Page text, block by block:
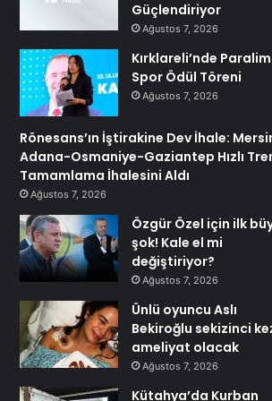
Güçlendiriyor
Ağustos 7, 2026
Kırklareli’nde
Spor Ödül Töreni
Ağustos 7, 2026
Rönesans’ın İştirakine Dev İhale:
Adana-Osmaniye-Gaziantep Hızlı
Tamamlama İhalesini Aldı
Ağustos 7, 2026
Özgür Özel için ilk
şok! Kale el mi
değiştiriyor?
Ağustos 7, 2026
Ünlü oyuncu Aslı
Bekiroğlu sekizinci
ameliyat olacak
Ağustos 7, 2026
Kütahya’da Kurban